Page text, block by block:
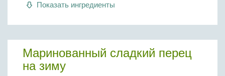
Показать ингредиенты
Маринованный сладкий перец
на зиму